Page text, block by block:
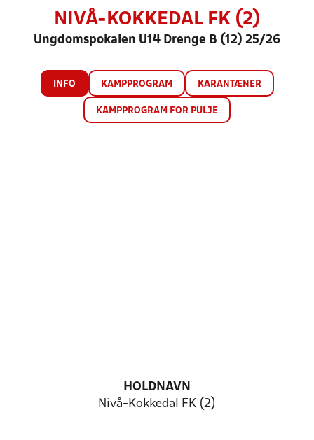
NIVÅ-KOKKEDAL FK (2)
Ungdomspokalen U14 Drenge B (12) 25/26
INFO KAMPPROGRAM KARANTÆNER
KAMPPROGRAM FOR PULJE
HOLDNAVN
Nivå-Kokkedal FK (2)